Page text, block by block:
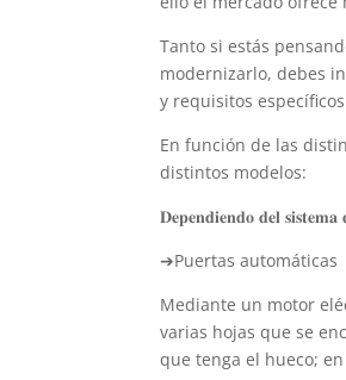
Tanto si estás
modernizarlo, debes
y requisitos
En función de las
distintos modelos:
𝐃𝐞𝐩𝐞𝐧𝐝𝐢𝐞𝐧𝐝𝐨 𝐝𝐞𝐥 𝐬𝐢𝐬𝐭𝐞𝐦𝐚
➔Puertas automáticas
Mediante un motor
varias hojas que se
que tenga el hueco;